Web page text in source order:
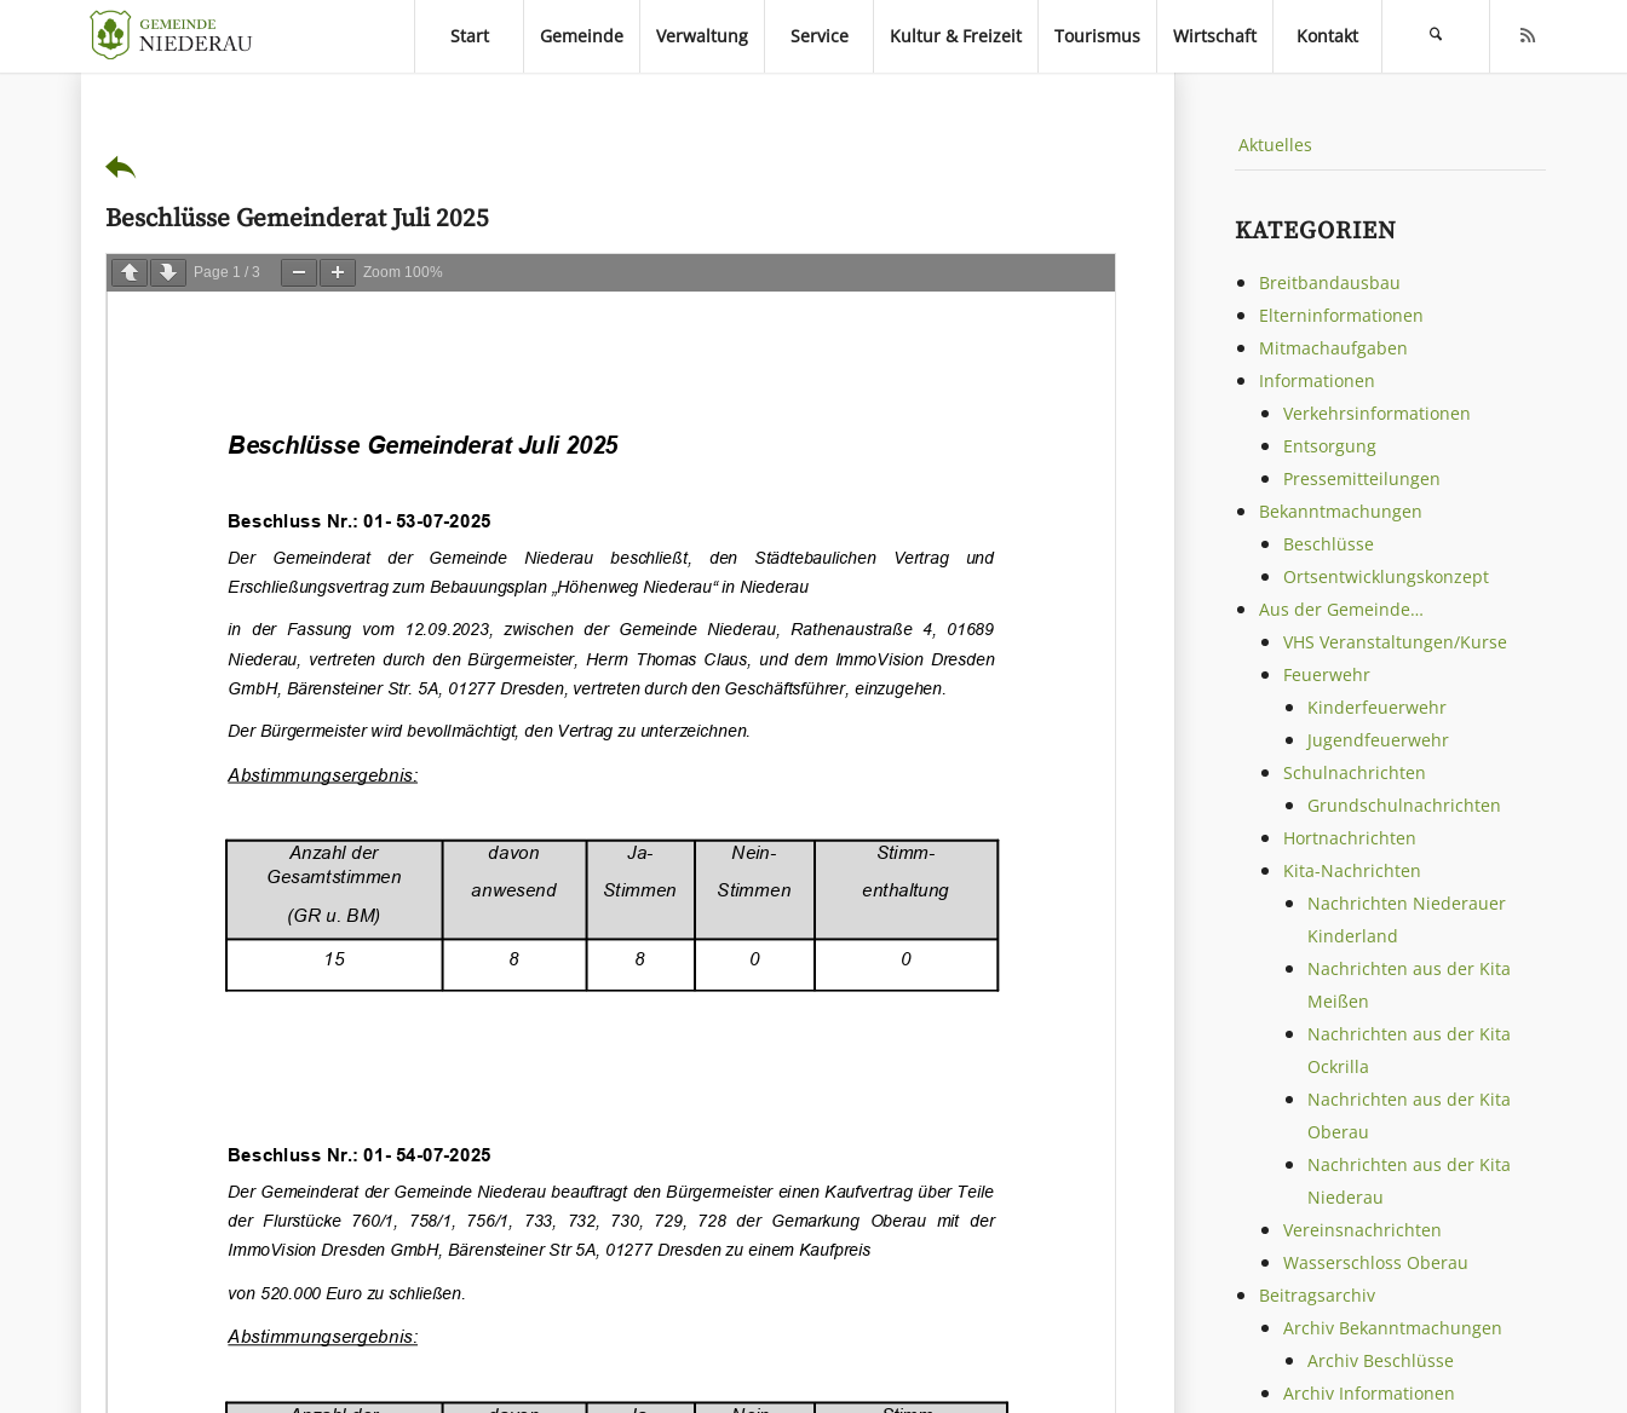
Start Gemeinde Verwaltung Service Kultur & Freizeit Tourismus Wirtschaft Kontakt
Beschlüsse Gemeinderat Juli 2025
Page 1 / 3 Zoom 100%
Aktuelles
KATEGORIEN
Breitbandausbau
Elterninformationen
Mitmachaufgaben
Informationen
Verkehrsinformationen
Entsorgung
Pressemitteilungen
Bekanntmachungen
Beschlüsse
Ortsentwicklungskonzept
Aus der Gemeinde…
VHS Veranstaltungen/Kurse
Feuerwehr
Kinderfeuerwehr
Jugendfeuerwehr
Schulnachrichten
Grundschulnachrichten
Hortnachrichten
Kita-Nachrichten
Nachrichten Niederauer
Kinderland
Nachrichten aus der Kita
Meißen
Nachrichten aus der Kita
Ockrilla
Nachrichten aus der Kita
Oberau
Nachrichten aus der Kita
Niederau
Vereinsnachrichten
Wasserschloss Oberau
Beitragsarchiv
Archiv Bekanntmachungen
Archiv Beschlüsse
Archiv Informationen